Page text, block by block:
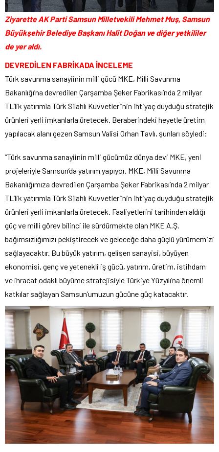
Ziyarette AK Parti Samsun Milletvekili Mehmet Muş, Samsun
Büyükşehir Belediye Başkanı Halit Doğan ve diğer yetkililer
de yer aldı.
DEVREDİLEN FABRİKADA İNCELEME
Türk savunma sanayiinin milli gücü MKE, Milli Savunma
Bakanlığı’na devredilen Çarşamba Şeker Fabrikası’nda 2 milyar
TL’lik yatırımla Türk Silahlı Kuvvetleri’nin ihtiyaç duyduğu stratejik
ürünleri yerli imkanlarla üretecek. Beraberindeki heyetle üretim
yapılacak alanı gezen Samsun Valisi Orhan Tavlı, şunları söyledi:
“Türk savunma sanayiinin milli gücümüz dünya devi MKE, yeni
projeleriyle Samsun’da yatırım yapıyor. MKE, Milli Savunma
Bakanlığımıza devredilen Çarşamba Şeker Fabrikası’nda 2 milyar
TL’lik yatırımla Türk Silahlı Kuvvetleri’nin ihtiyaç duyduğu stratejik
ürünleri yerli imkanlarla üretecek. Faaliyetlerini tarihinden aldığı
güç ve milli görev bilinci ile sürdürmekte olan MKE A.Ş.
bağımsızlığımızı pekiştirecek ve geleceğe daha güçlü yürümemizi
sağlayacaktır. Bu büyük yatırım, gelişen sanayisi, büyüyen
ekonomisi, genç ve yetenekli iş gücü, yatırım, üretim, istihdam
ve ihracat odaklı büyüme stratejisiyle Türkiye Yüzyılı’na önemli
katkılar sağlayan Samsun’umuzun gücüne güç katacaktır.